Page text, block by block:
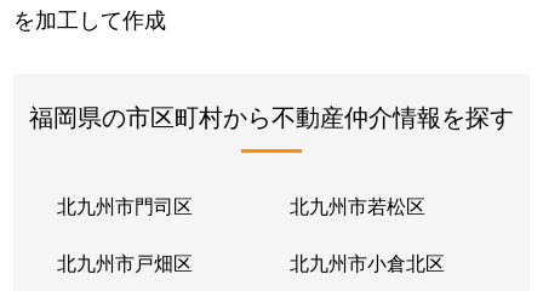
を加工して作成
福岡県の市区町村から不動産仲介情報を探す
北九州市門司区 北九州市若松区
北九州市戸畑区 北九州市小倉北区